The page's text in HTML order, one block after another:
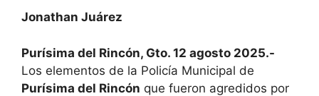
Jonathan Juárez
Purísima del Rincón, Gto. 12 agosto 2025.-
Los elementos de la Policía Municipal de
Purísima del Rincón que fueron agredidos por